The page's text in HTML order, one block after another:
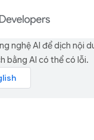
nghệ AI để dịch nội
bằng AI có thể có lỗi.